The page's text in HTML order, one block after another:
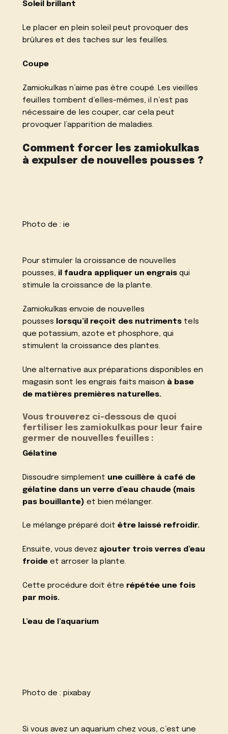
Soleil brillant
Le placer en plein soleil peut provoquer des
brûlures et des taches sur les feuilles.
Coupe
Zamiokulkas n’aime pas être coupé. Les vieilles
feuilles tombent d’elles-mêmes, il n’est pas
nécessaire de les couper, car cela peut
provoquer l’apparition de maladies.
Comment forcer les zamiokulkas
à expulser de nouvelles pousses ?
Photo de :ie
Pour stimuler la croissance de nouvelles
pousses, il faudra appliquer un engrais qui
stimule la croissance de la plante.
Zamiokulkas envoie de nouvelles
pousses
lorsqu’il reçoit des nutriments tels
que potassium, azote et phosphore, qui
stimulent la croissance des plantes.
Une alternative aux préparations disponibles en
magasin sont les engrais faits maison à base
de matières premières naturelles.
Vous trouverez ci-dessous de quoi
fertiliser les zamiokulkas pour leur faire
germer de nouvelles feuilles :
Gélatine
Dissoudre simplement une cuillère à café de
gélatine dans un verre d’eau chaude (mais
pas bouillante) et bien mélanger.
Le mélange préparé doitêtre laissé refroidir.
Ensuite, vous devez ajouter trois verres d’eau
froide et arroser la plante.
Cette procédure doit être répétée une fois
par mois.
L’eau de l’aquarium
Photo de :pixabay
Si vous avez un aquarium chez vous, c’est une